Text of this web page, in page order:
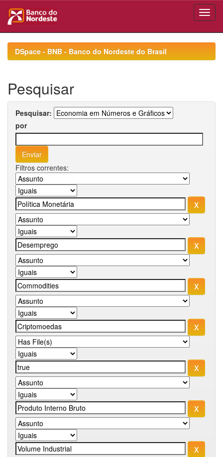
navigationDSpace - BNB - Banco do Nordeste do Brasil
Pesquisar
Pesquisar:
por
Filtros correntes: